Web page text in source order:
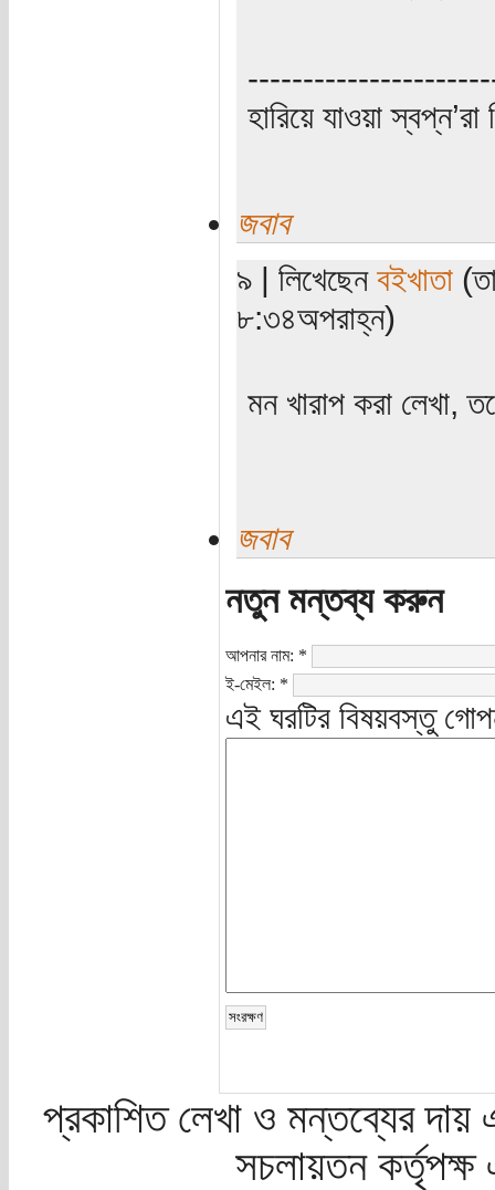
হারিয়ে যাওয়া
জবাব
৯ | লিখেছেন বইখাতা
৮:৩৪অপরাহ্ন)
মন খারাপ করা লেখা,
জবাব
নতুন মন্তব্য করুন
আপনার নাম: *
ই-মেইল: *
এই ঘরটির বিষয়বস্তু
প্রকাশিত লেখা ও মন্তব্যের দায়
সচলায়তন